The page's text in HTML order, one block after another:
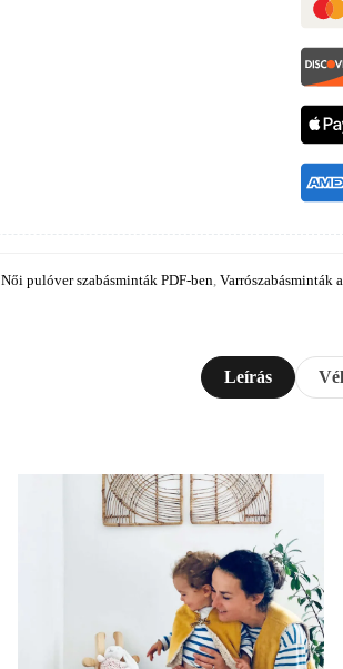
Női pulóver szabásminták PDF-ben Varrószabásminták
Leírás